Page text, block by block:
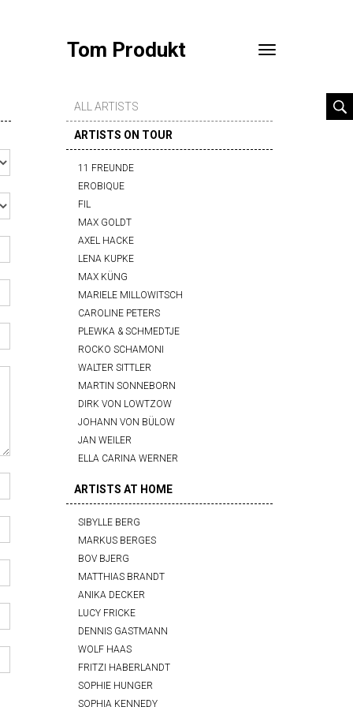
Tom Produkt
Toggle
ALL ARTISTS
ARTISTS ON TOUR
11 FREUNDE
EROBIQUE
FIL
MAX GOLDT
AXEL HACKE
LENA KUPKE
MAX KÜNG
MARIELE MILLOWITSCH
CAROLINE PETERS
PLEWKA & SCHMEDTJE
ROCKO SCHAMONI
WALTER SITTLER
MARTIN SONNEBORN
DIRK VON LOWTZOW
JOHANN VON BÜLOW
JAN WEILER
ELLA CARINA WERNER
ARTISTS AT HOME
SIBYLLE BERG
MARKUS BERGES
BOV BJERG
MATTHIAS BRANDT
ANIKA DECKER
LUCY FRICKE
DENNIS GASTMANN
WOLF HAAS
FRITZI HABERLANDT
SOPHIE HUNGER
SOPHIA KENNEDY